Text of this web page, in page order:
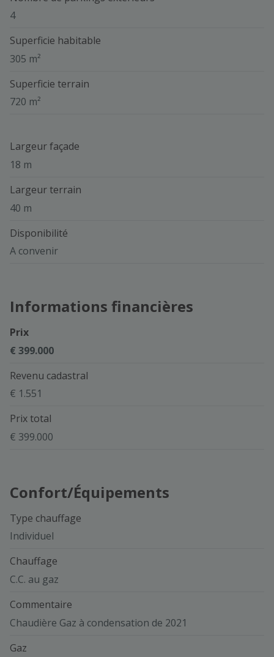
4
Superficie habitable
305 m²
Superficie terrain
720 m²
Largeur façade
18 m
Largeur terrain
40 m
Disponibilité
A convenir
Informations financières
Prix
€ 399.000
Revenu cadastral
€ 1.551
Prix total
€ 399.000
Confort/Équipements
Type chauffage
Individuel
Chauffage
C.C. au gaz
Commentaire
Chaudière Gaz à condensation de 2021
Gaz